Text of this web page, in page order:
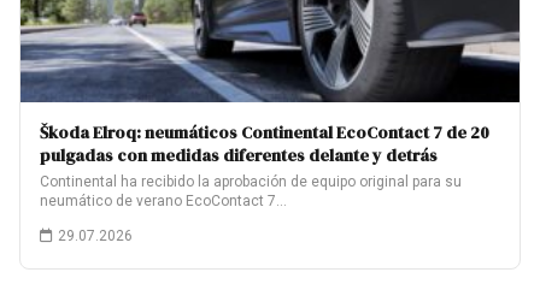
Škoda Elroq: neumáticos Continental EcoContact 7 de 20
pulgadas con medidas diferentes delante y detrás
Continental ha recibido la aprobación de equipo original para su
neumático de verano EcoContact 7…
29.07.2026